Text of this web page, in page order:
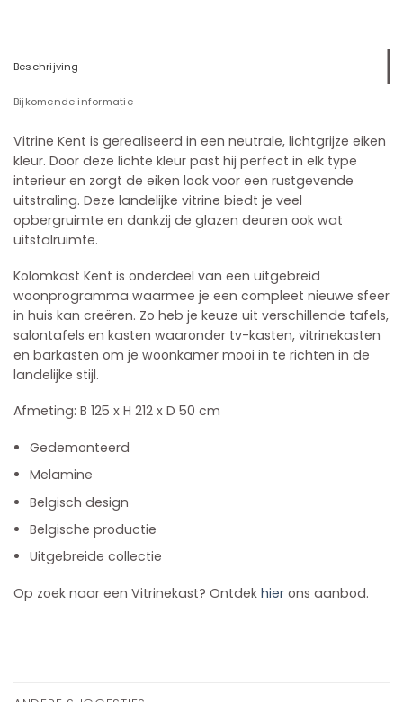
Beschrijving
Bijkomende informatie
Vitrine Kent is gerealiseerd in een neutrale, lichtgrijze eiken
kleur. Door deze lichte kleur past hij perfect in elk type
interieur en zorgt de eiken look voor een rustgevende
uitstraling. Deze landelijke vitrine biedt je veel
opbergruimte en dankzij de glazen deuren ook wat
uitstalruimte.
Kolomkast Kent is onderdeel van een uitgebreid
woonprogramma waarmee je een compleet nieuwe sfeer
in huis kan creëren. Zo heb je keuze uit verschillende tafels,
salontafels en kasten waaronder tv-kasten, vitrinekasten
en barkasten om je woonkamer mooi in te richten in de
landelijke stijl.
Afmeting: B 125 x H 212 x D 50 cm
Gedemonteerd
Melamine
Belgisch design
Belgische productie
Uitgebreide collectie
Op zoek naar een Vitrinekast? Ontdek hier ons aanbod.